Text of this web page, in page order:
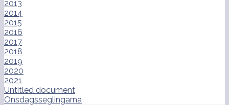
2013
2014
2015
2016
2017
2018
2019
2020
2021
Untitled document
Onsdagsseglingarna